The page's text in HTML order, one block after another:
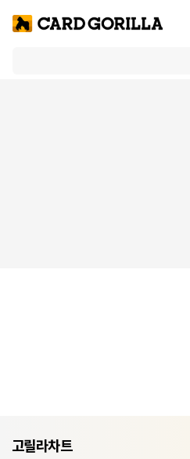
고릴라차트